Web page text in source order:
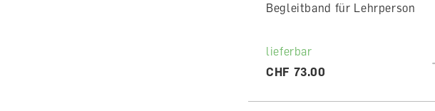
Begleitband für Lehrperson
lieferbar
CHF 73.00